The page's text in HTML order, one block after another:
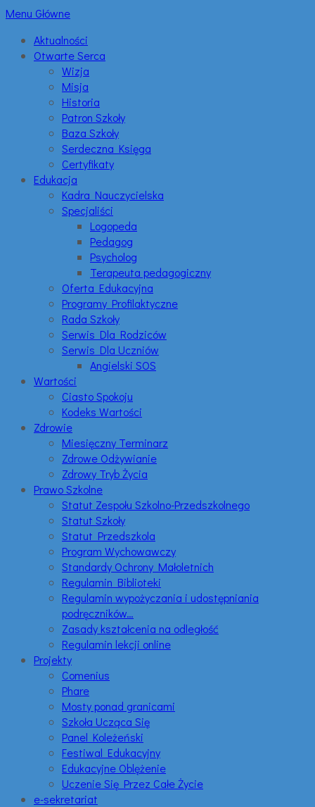
Menu Główne
Aktualności
Otwarte Serca
Wizja
Misja
Historia
Patron Szkoły
Baza Szkoły
Serdeczna Księga
Certyfikaty
Edukacja
Kadra Nauczycielska
Specjaliści
Logopeda
Pedagog
Psycholog
Terapeuta pedagogiczny
Oferta Edukacyjna
Programy Profilaktyczne
Rada Szkoły
Serwis Dla Rodziców
Serwis Dla Uczniów
Angielski SOS
Wartości
Ciasto Spokoju
Kodeks Wartości
Zdrowie
Miesięczny Terminarz
Zdrowe Odżywianie
Zdrowy Tryb Życia
Prawo Szkolne
Statut Zespołu Szkolno-Przedszkolnego
Statut Szkoły
Statut Przedszkola
Program Wychowawczy
Standardy Ochrony Małoletnich
Regulamin Biblioteki
Regulamin wypożyczania i udostępniania
podręczników…
Zasady kształcenia na odległość
Regulamin lekcji online
Projekty
Comenius
Phare
Mosty ponad granicami
Szkoła Ucząca Się
Panel Koleżeński
Festiwal Edukacyjny
Edukacyjne Oblężenie
Uczenie Się Przez Całe Życie
e-sekretariat